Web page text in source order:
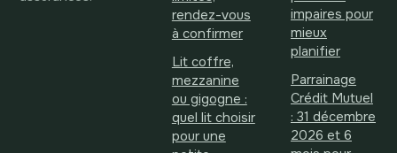
rendez-vous
à confirmer
Lit coffre,
mezzanine
ou gigogne :
quel lit choisir
pour une
impaires pour
mieux
planifier
Parrainage
Crédit Mutuel
: 31 décembre
2026 et 6